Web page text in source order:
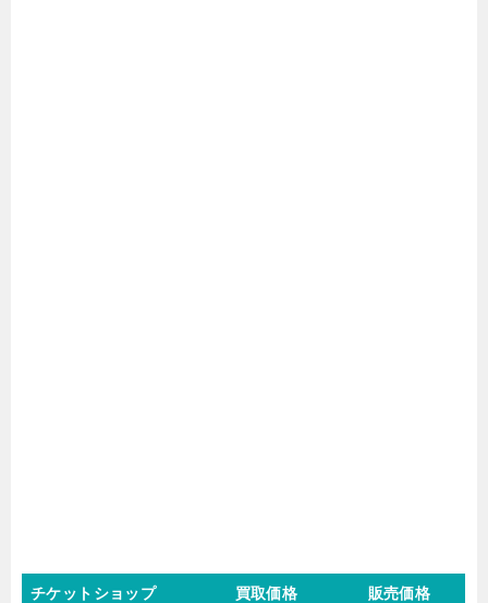
チケットショップ 買取価格 販売価格